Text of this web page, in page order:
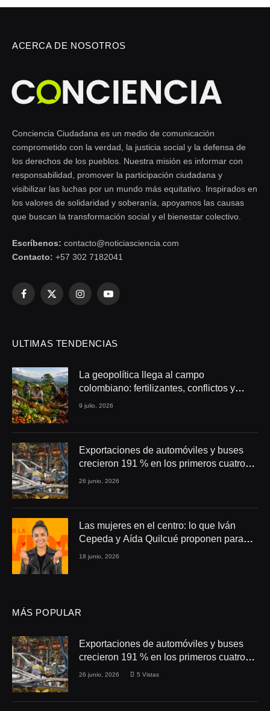
ACERCA DE NOSOTROS
Conciencia Ciudadana es un medio de comunicación
comprometido con la verdad, la justicia social y la defensa de
los derechos de los pueblos. Nuestra misión es informar con
responsabilidad, promover la participación ciudadana y
visibilizar las luchas por un mundo más equitativo. Inspirados en
los valores de solidaridad y soberanía, apoyamos las causas
que buscan la transformación social y el bienestar colectivo.
Escríbenos: contacto@noticiasciencia.com
Contacto: +57 302 7182041
Facebook
X
InstagramYouTube
ULTIMAS TENDENCIAS
La geopolítica llega al campo
colombiano: fertilizantes, conflictos y
seguridad alimentaria
9 julio, 2026
Exportaciones de automóviles y buses
crecieron 191 % en los primeros cuatro
meses de 2026
26 junio, 2026
Las mujeres en el centro: lo que Iván
Cepeda y Aída Quilcué proponen para
Colombia
18 junio, 2026
MÁS POPULAR
Exportaciones de automóviles y buses
crecieron 191 % en los primeros cuatro
meses de 2026
26 junio, 2026 5 Vistas